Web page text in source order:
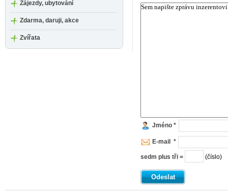
Zájezdy, ubytování
Zdarma, daruji, akce
Zvířata
Jméno *
E-mail *
sedm plus tři = (číslo)
Odeslat